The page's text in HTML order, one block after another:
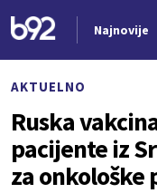
Najnovije
AKTUELNO
Ruska
pacijente iz
za onkološke